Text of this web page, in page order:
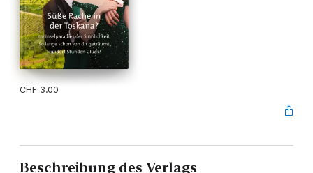
CHF 3.00
Beschreibung des Verlags